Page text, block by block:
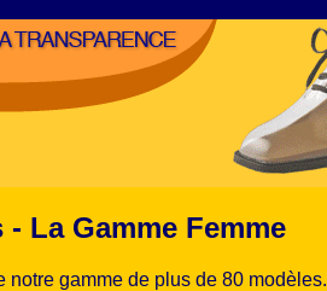
La Gamme Femme
notre gamme de plus de 80 modèles.